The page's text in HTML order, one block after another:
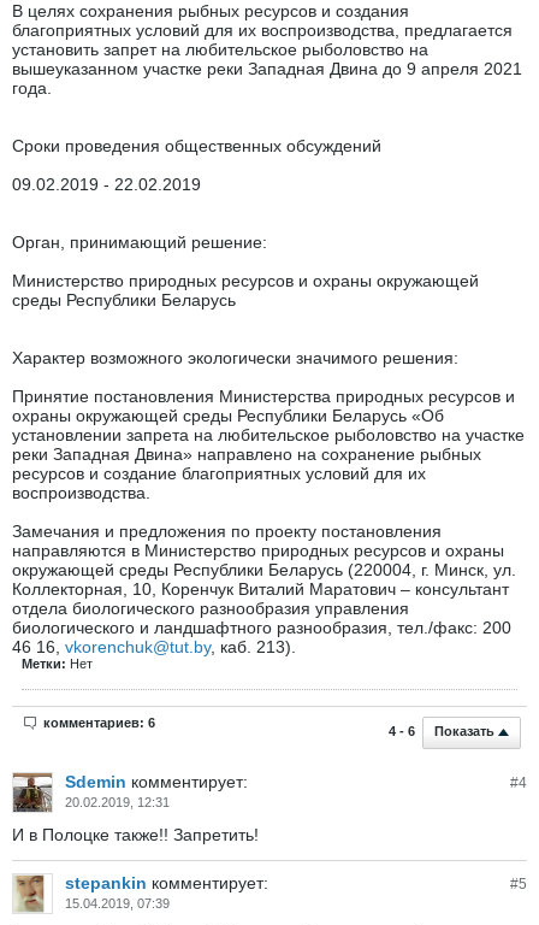
В целях сохранения рыбных ресурсов и создания
благоприятных условий для их воспроизводства, предлагается
установить запрет на любительское рыболовство на
вышеуказанном участке реки Западная Двина до 9 апреля 2021
года.
Сроки проведения общественных обсуждений
09.02.2019 - 22.02.2019
Орган, принимающий решение:
Министерство природных ресурсов и охраны окружающей
среды Республики Беларусь
Характер возможного экологически значимого решения:
Принятие постановления Министерства природных ресурсов и
охраны окружающей среды Республики Беларусь «Об
установлении запрета на любительское рыболовство на участке
реки Западная Двина» направлено на сохранение рыбных
ресурсов и создание благоприятных условий для их
воспроизводства.
Замечания и предложения по проекту постановления
направляются в Министерство природных ресурсов и охраны
окружающей среды Республики Беларусь (220004, г. Минск, ул.
Коллекторная, 10, Коренчук Виталий Маратович – консультант
отдела биологического разнообразия управления
биологического и ландшафтного разнообразия, тел./факс: 200
46 16, vkorenchuk@tut.by, каб. 213).
Метки: Нет
4 - 6 Показать
комментариев: 6
#4
Sdemin комментирует:
20.02.2019, 12:31
И в Полоцке также!! Запретить!
#5
stepankin комментирует:
15.04.2019, 07:39